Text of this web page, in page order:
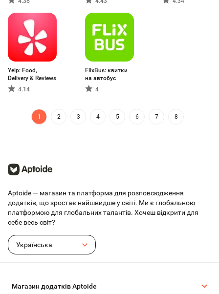
Yelp: Food,
Delivery & Reviews
4.14
FlixBus: квитки
на автобус
4
1 2 3 4 5 6 7 8
Aptoide — магазин та платформа для розповсюдження
додатків, що зростає найшвидше у світі. Ми є глобальною
платформою для глобальних талантів. Хочеш відкрити для
себе весь світ?
Українська
Магазин додатків Aptoide